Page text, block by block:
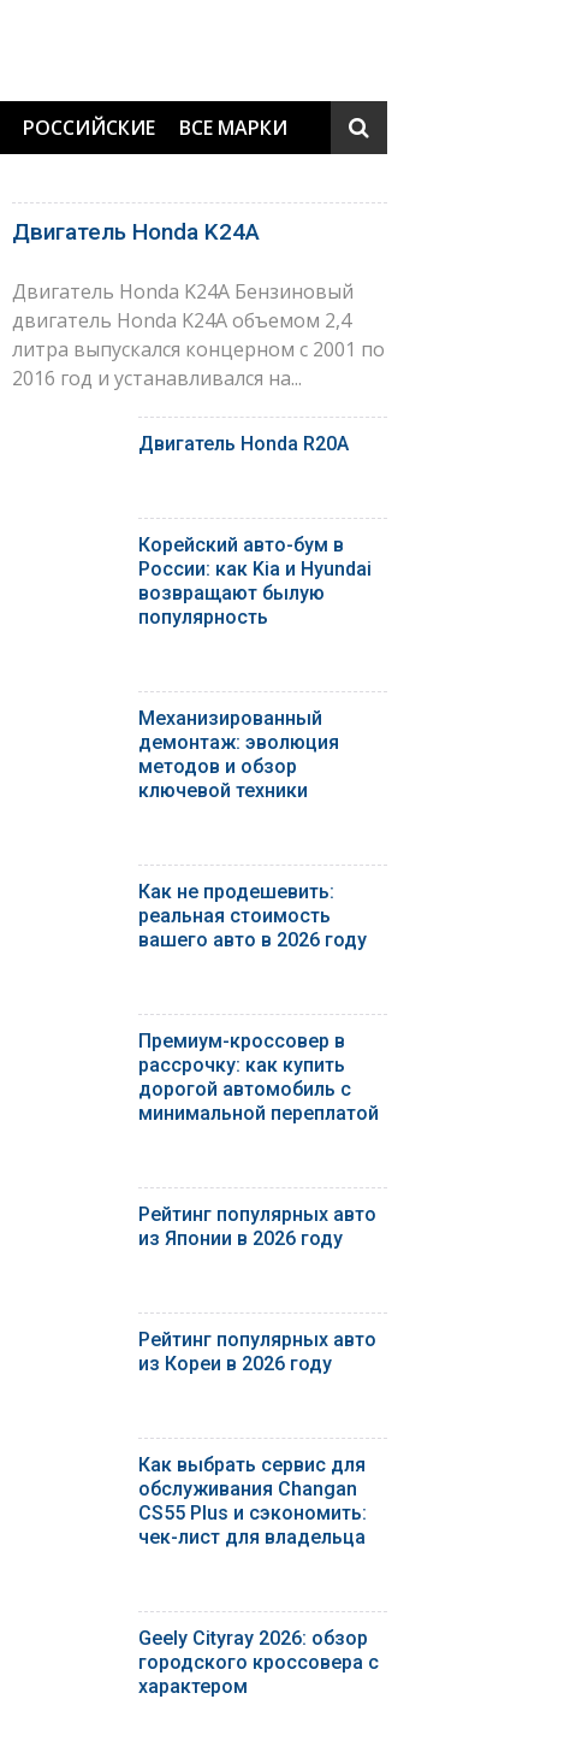
РОССИЙСКИЕ ВСЕ МАРКИ
Двигатель Honda K24A
Двигатель Honda K24A Бензиновый
двигатель Honda K24A объемом 2,4
литра выпускался концерном с 2001 по
2016 год и устанавливался на...
Двигатель Honda R20A
Корейский авто-бум в
России: как Kia и Hyundai
возвращают былую
популярность
Механизированный
демонтаж: эволюция
методов и обзор
ключевой техники
Как не продешевить:
реальная стоимость
вашего авто в 2026 году
Премиум-кроссовер в
рассрочку: как купить
дорогой автомобиль с
минимальной переплатой
Рейтинг популярных авто
из Японии в 2026 году
Рейтинг популярных авто
из Кореи в 2026 году
Как выбрать сервис для
обслуживания Changan
CS55 Plus и сэкономить:
чек-лист для владельца
Geely Cityray 2026: обзор
городского кроссовера с
характером